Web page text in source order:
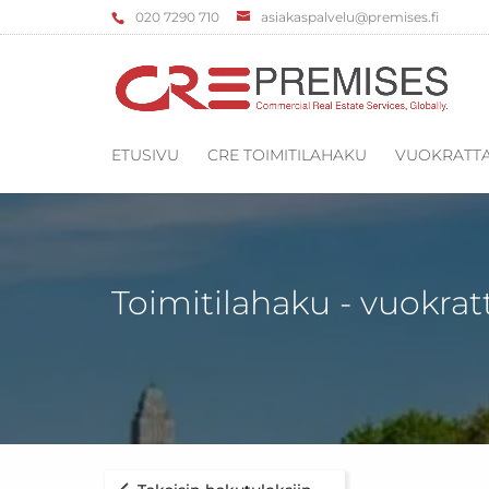
‌020 7290 710 asiakaspalvelu@premises.fi
ETUSIVU CRE TOIMITILAHAKU
Toimitilahaku -